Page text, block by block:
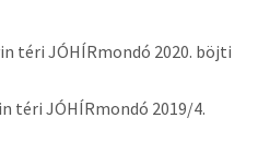
téri JÓHÍRmondó 2020. böjti
téri JÓHÍRmondó 2019/4.